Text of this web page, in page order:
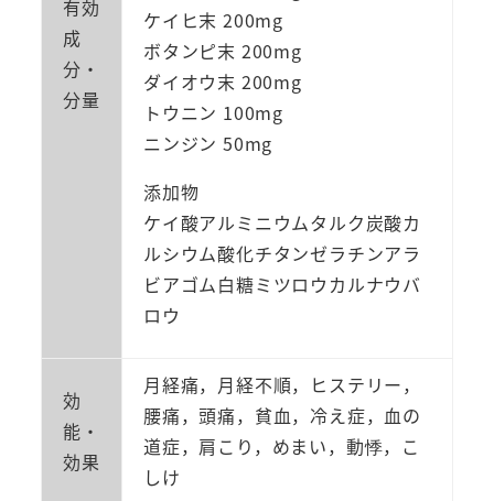
有効
成
分・
分量
ケイヒ末 200mg
ボタンピ末 200mg
ダイオウ末 200mg
トウニン 100mg
ニンジン 50mg
添加物
ケイ酸アルミニウムタルク炭酸カ
ルシウム酸化チタンゼラチンアラ
ビアゴム白糖ミツロウカルナウバ
ロウ
効
能・
効果
月経痛，月経不順，ヒステリー，
腰痛，頭痛，貧血，冷え症，血の
道症，肩こり，めまい，動悸，こ
しけ